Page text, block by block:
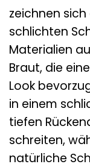
zeichnen sich
schlichten
Materialien
Braut, die
Look
in einem
tiefen
schreiten,
natürliche